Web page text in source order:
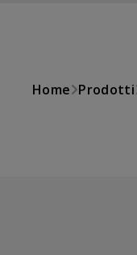
Home Prodotti